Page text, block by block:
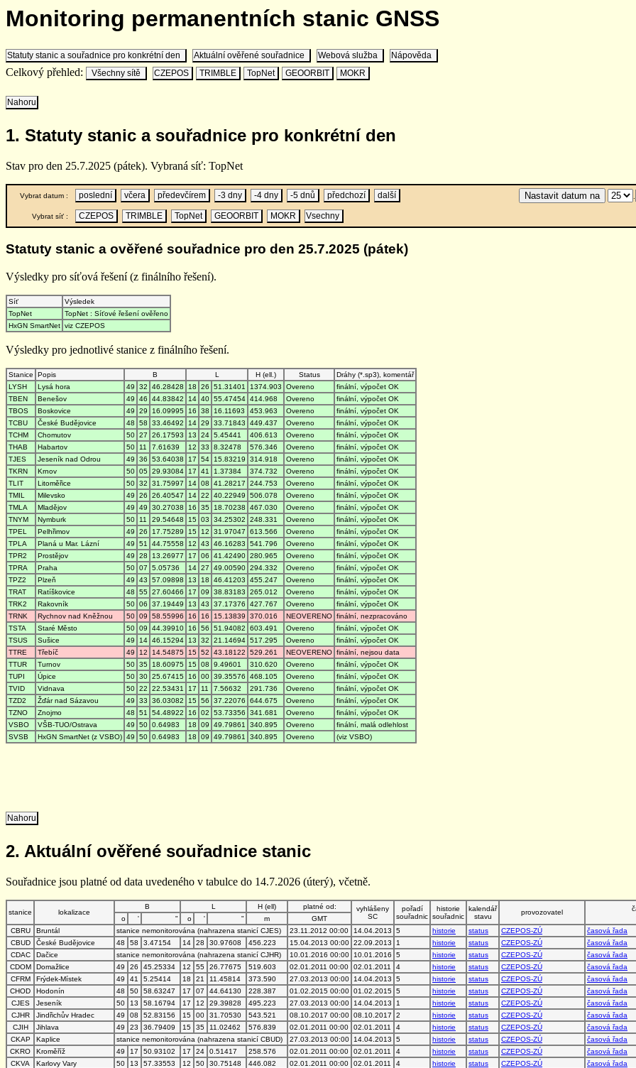
Monitoring permanentních stanic GNSS
Statuty stanic a souřadnice pro konkrétní den Aktuální ověřené souřadnice Webová služba Nápověda
Celkový přehled: Všechny sítě CZEPOS TRIMBLE TopNet GEOORBIT MOKR
Nahoru
1. Statuty stanic a souřadnice pro konkrétní den
Stav pro den 25.7.2025 (pátek). Vybraná síť: TopNet
Vybrat datum : poslední včera předevčírem -3 dny -4 dny -5 dnů předchozí další .
Vybrat síť : CZEPOS TRIMBLE TopNet GEOORBIT MOKR Vsechny
Statuty stanic a ověřené souřadnice pro den 25.7.2025 (pátek)
Výsledky pro síťová řešení (z finálního řešení).
Síť
Výsledek
TopNet
TopNet : Síťové řešení ověřeno
HxGN SmartNet viz CZEPOS
Výsledky pro jednotlivé stanice z finálního řešení.
Stanice Popis B L H (ell.) Status
Dráhy (*.sp3), komentář
LYSH
Lysá hora 49 32 46.28428 18 26 51.31401 1374.903 Overeno
finální, výpočet OK
TBEN
Benešov 49 46 44.83842 14 40 55.47454 414.968 Overeno
finální, výpočet OK
TBOS
Boskovice 49 29 16.09995 16 38 16.11693 453.963 Overeno
finální, výpočet OK
TCBU
České Budějovice 48 58 33.46492 14 29 33.71843 449.437 Overeno
finální, výpočet OK
TCHM
Chomutov 50 27 26.17593 13 24 5.45441 406.613 Overeno
finální, výpočet OK
THAB
Habartov 50 11 7.61639 12 33 8.32478 576.346 Overeno
finální, výpočet OK
TJES
Jeseník nad Odrou 49 36 53.64038 17 54 15.83219 314.918 Overeno
finální, výpočet OK
TKRN
Krnov 50 05 29.93084 17 41 1.37384 374.732 Overeno
finální, výpočet OK
TLIT
Litoměřice 50 32 31.75997 14 08 41.28217 244.753 Overeno
finální, výpočet OK
TMIL
Milevsko 49 26 26.40547 14 22 40.22949 506.078 Overeno
finální, výpočet OK
TMLA
Mladějov 49 49 30.27038 16 35 18.70238 467.030 Overeno
finální, výpočet OK
TNYM
Nymburk 50 11 29.54648 15 03 34.25302 248.331 Overeno
finální, výpočet OK
TPEL
Pelhřimov 49 26 17.75289 15 12 31.97047 613.566 Overeno
finální, výpočet OK
TPLA
Planá u Mar. Lázní 49 51 44.75558 12 43 46.16283 541.796 Overeno
finální, výpočet OK
TPR2
Prostějov 49 28 13.26977 17 06 41.42490 280.965 Overeno
finální, výpočet OK
TPRA
Praha 50 07 5.05736 14 27 49.00590 294.332 Overeno
finální, výpočet OK
TPZ2
Plzeň 49 43 57.09898 13 18 46.41203 455.247 Overeno
finální, výpočet OK
TRAT
Ratíškovice 48 55 27.60466 17 09 38.83183 265.012 Overeno
finální, výpočet OK
TRK2
Rakovník 50 06 37.19449 13 43 37.17376 427.767 Overeno
finální, výpočet OK
TRNK
Rychnov nad Kněžnou 50 09 58.55996 16 16 15.13839 370.016 NEOVERENO finální, nezpracováno
TSTA
Staré Město 50 09 44.39910 16 56 51.94082 603.491 Overeno
finální, výpočet OK
TSUS
Sušice 49 14 46.15294 13 32 21.14694 517.295 Overeno
finální, výpočet OK
TTRE
Třebíč 49 12 14.54875 15 52 43.18122 529.261 NEOVERENO finální, nejsou data
TTUR
Turnov 50 35 18.60975 15 08 9.49601 310.620 Overeno
finální, výpočet OK
TUPI
Úpice 50 30 25.67415 16 00 39.35576 468.105 Overeno
finální, výpočet OK
TVID
Vidnava 50 22 22.53431 17 11 7.56632 291.736 Overeno
finální, výpočet OK
TZD2
Žďár nad Sázavou 49 33 36.03082 15 56 37.22076 644.675 Overeno
finální, výpočet OK
TZNO
Znojmo 48 51 54.48922 16 02 53.73356 341.681 Overeno
finální, výpočet OK
VSBO
VŠB-TUO/Ostrava 49 50 0.64983 18 09 49.79861 340.895 Overeno
finální, malá odlehlost
SVSB
HxGN SmartNet (z VSBO) 49 50 0.64983 18 09 49.79861 340.895 Overeno (viz VSBO)
Nahoru
2. Aktuální ověřené souřadnice stanic
Souřadnice jsou platné od data uvedeného v tabulce do 14.7.2026 (úterý), včetně.
stanice lokalizace
B L H (ell) platné od:
vyhlášeny
SC
pořadí
souřadnic
historie
souřadnic
kalendář
stavu
provozovatel
o ' " o ' " m
GMT
CBRU
Bruntál stanice nemonitorována (nahrazena stanicí CJES) 23.11.2012 00:00 14.04.2013 5 historie status CZEPOS-ZÚ
časová řada
CBUD
České Budějovice 48 58 3.47154 14 28 30.97608 456.223 15.04.2013 00:00 22.09.2013 1 historie status CZEPOS-ZÚ
časová řada
CDAC
Dačice stanice nemonitorována (nahrazena stanicí CJHR) 10.01.2016 00:00 10.01.2016 5 historie status CZEPOS-ZÚ
časová řada
CDOM
Domažlice 49 26 45.25334 12 55 26.77675 519.603 02.01.2011 00:00 02.01.2011 4 historie status CZEPOS-ZÚ
časová řada
CFRM
Frýdek-Místek 49 41 5.25414 18 21 11.45814 373.590 27.03.2013 00:00 14.04.2013 5 historie status CZEPOS-ZÚ
časová řada
CHOD
Hodonín 48 50 58.63247 17 07 44.64130 228.387 01.02.2015 00:00 01.02.2015 5 historie status CZEPOS-ZÚ
časová řada
CJES
Jeseník 50 13 58.16794 17 12 29.39828 495.223 27.03.2013 00:00 14.04.2013 1 historie status CZEPOS-ZÚ
časová řada
CJHR
Jindřichův Hradec 49 08 52.83156 15 00 31.70530 543.521 08.10.2017 00:00 08.10.2017 2 historie status CZEPOS-ZÚ
časová řada
CJIH
Jihlava 49 23 36.79409 15 35 11.02462 576.839 02.01.2011 00:00 02.01.2011 4 historie status CZEPOS-ZÚ
časová řada
CKAP
Kaplice stanice nemonitorována (nahrazena stanicí CBUD) 27.03.2013 00:00 14.04.2013 5 historie status CZEPOS-ZÚ
časová řada
CKRO
Kroměříž 49 17 50.93102 17 24 0.51417 258.576 02.01.2011 00:00 02.01.2011 4 historie status CZEPOS-ZÚ
časová řada
CKVA
Karlovy Vary 50 13 57.33553 12 50 30.75148 446.082 02.01.2011 00:00 02.01.2011 4 historie status CZEPOS-ZÚ
časová řada